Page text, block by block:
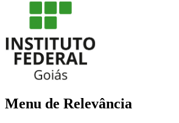
Menu de Relevância